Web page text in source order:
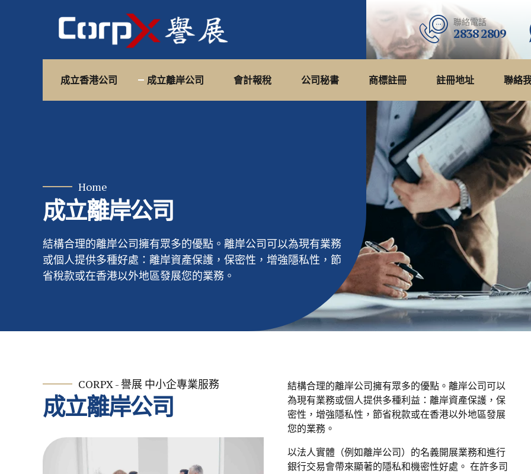
聯絡電話
2838 2809
成立香港公司 成立離岸公司 會計報稅 公司秘書 商標註冊 註冊地址 聯絡
Home
成立離岸公司
結構合理的離岸公司擁有眾多的優點。離岸公司可以為現有業務
或個人提供多種好處：離岸資產保護，保密性，增強隱私性，節
省稅款或在香港以外地區發展您的業務。
CORPX - 譽展 中小企專業服務
成立離岸公司
結構合理的離岸公司擁有眾多的優點。離岸公司可以
為現有業務或個人提供多種利益：離岸資產保護，保
密性，增強隱私性，節省稅款或在香港以外地區發展
您的業務。
以法人實體（例如離岸公司）的名義開展業務和進行
銀行交易會帶來顯著的隱私和機密性好處。 在許多司